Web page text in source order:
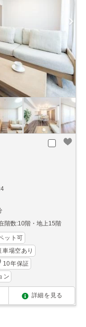
階数:10階・地上15階
ット可
車場空あり
10年保証
ン
詳細を見る